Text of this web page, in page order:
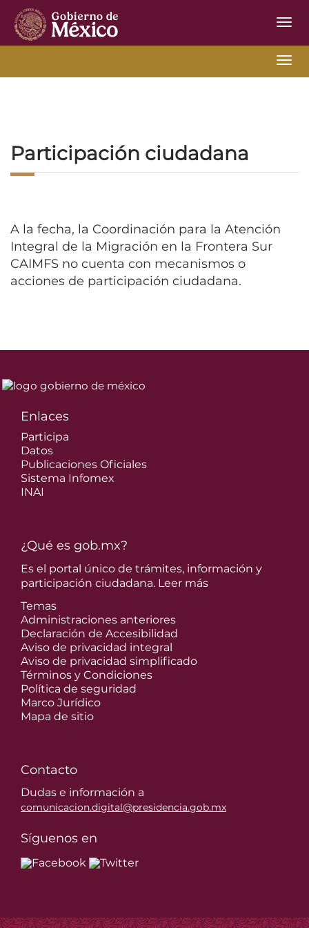
Participación ciudadana
A la fecha, la Coordinación para la Atención
Integral de la Migración en la Frontera Sur
CAIMFS no cuenta con mecanismos o
acciones de participación ciudadana.
Enlaces
Participa
Datos
Publicaciones Oficiales
Sistema Infomex
INAI
¿Qué es gob.mx?
Es el portal único de trámites, información y
participación ciudadana. Leer más
Temas
Administraciones anteriores
Declaración de Accesibilidad
Aviso de privacidad integral
Aviso de privacidad simplificado
Términos y Condiciones
Política de seguridad
Marco Jurídico
Mapa de sitio
Contacto
Dudas e información a
comunicacion.digital@presidencia.gob.mx
Síguenos en